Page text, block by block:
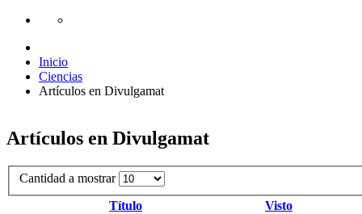
Inicio
Ciencias
Artículos en Divulgamat
Artículos en Divulgamat
Cantidad a mostrar
Título
Visto